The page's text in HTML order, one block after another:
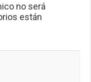
no será
están